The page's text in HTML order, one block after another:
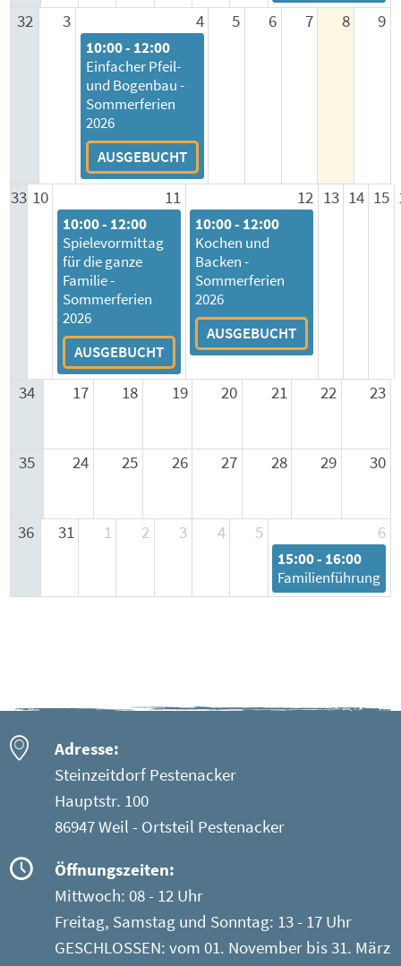
32 3 4
10:00 - 12:00
Einfacher Pfeil-
und Bogenbau -
Sommerferien
2026
AUSGEBUCHT
5 6 7 8 9
33 10 11
10:00 - 12:00
Spielevormittag
für die ganze
Familie -
Sommerferien
2026
AUSGEBUCHT
12
10:00 - 12:00
Kochen und
Backen -
Sommerferien
2026
AUSGEBUCHT
13 14 15
34 17 18 19 20 21 22 23
35 24 25 26 27 28 29 30
36 31 1 2 3 4 5 6
15:00 - 16:00
Familienführung
Adresse:
Steinzeitdorf Pestenacker
Hauptstr. 100
86947 Weil - Ortsteil Pestenacker
Öffnungszeiten:
Mittwoch: 08 - 12 Uhr
Freitag, Samstag und Sonntag: 13 - 17 Uhr
GESCHLOSSEN: vom 01. November bis 31. März